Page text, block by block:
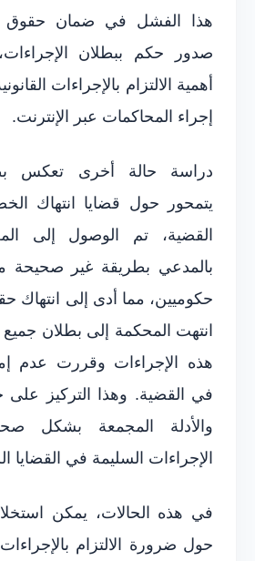
هذا الفشل في ضمان حقوق
صدور حكم ببطلان
أهمية الالتزام بالإجراءات
إجراء المحاكمات عبر الإنترنت.
دراسة حالة أخرى تعكس
يتمحور حول قضايا انتهاك
القضية، تم الوصول إلى
بالمدعي بطريقة غير
حكوميين، مما أدى إلى انتهاك
انتهت المحكمة إلى بطلان جميع
هذه الإجراءات وقررت عدم
في القضية. وهذا التركيز على
والأدلة المجمعة بشكل
الإجراءات السليمة في القضايا
في هذه الحالات، يمكن
حول ضرورة الالتزام